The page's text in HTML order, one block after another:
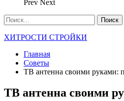
Prev Next
ХИТРОСТИ СТРОЙКИ
Главная
Советы
ТВ антенна своими руками:
ТВ антенна своими